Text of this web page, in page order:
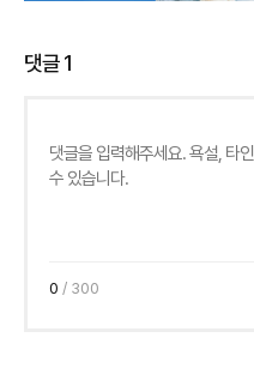
댓글1
0 / 300